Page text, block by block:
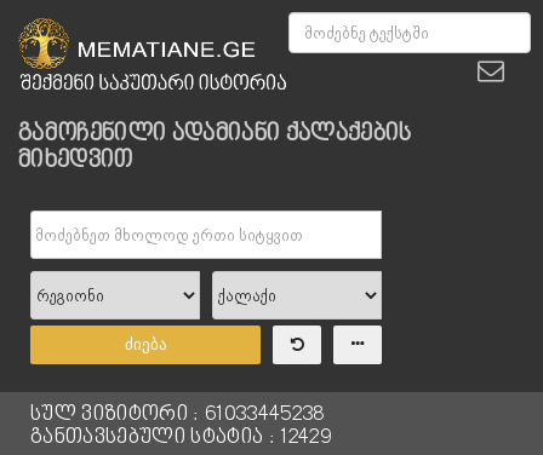
გამოჩენილი ადამიანი ქალაქების
მიხედვით
ძიება
სულ ვიზიტორი : 61033445238
განთავსებული სტატია : 12429